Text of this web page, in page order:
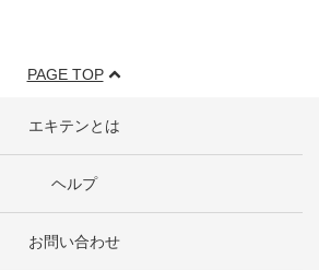
PAGE TOP
エキテンとは
ヘルプ
お問い合わせ